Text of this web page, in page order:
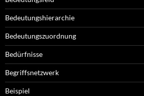
Bedeutungshierarchie
Bedeutungszuordnung
Bedürfnisse
Begriffsnetzwerk
Beispiel